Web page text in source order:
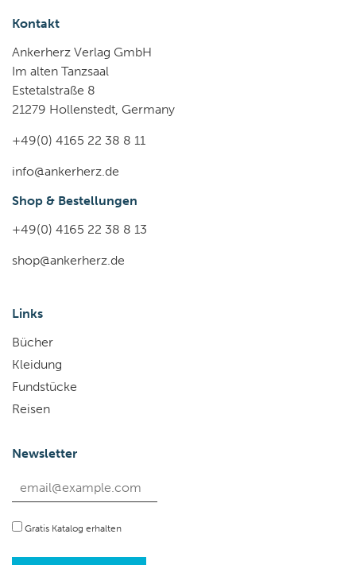
Kontakt
Ankerherz Verlag GmbH
Im alten Tanzsaal
Estetalstraße 8
21279 Hollenstedt, Germany
+49(0) 4165 22 38 8 11
info@ankerherz.de
Shop & Bestellungen
+49(0) 4165 22 38 8 13
shop@ankerherz.de
Links
Bücher
Kleidung
Fundstücke
Reisen
Newsletter
Gratis Katalog erhalten